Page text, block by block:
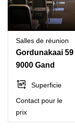
Salles de réunion
Gordunakaai 59
9000 Gand
Superficie
Contact pour le
prix